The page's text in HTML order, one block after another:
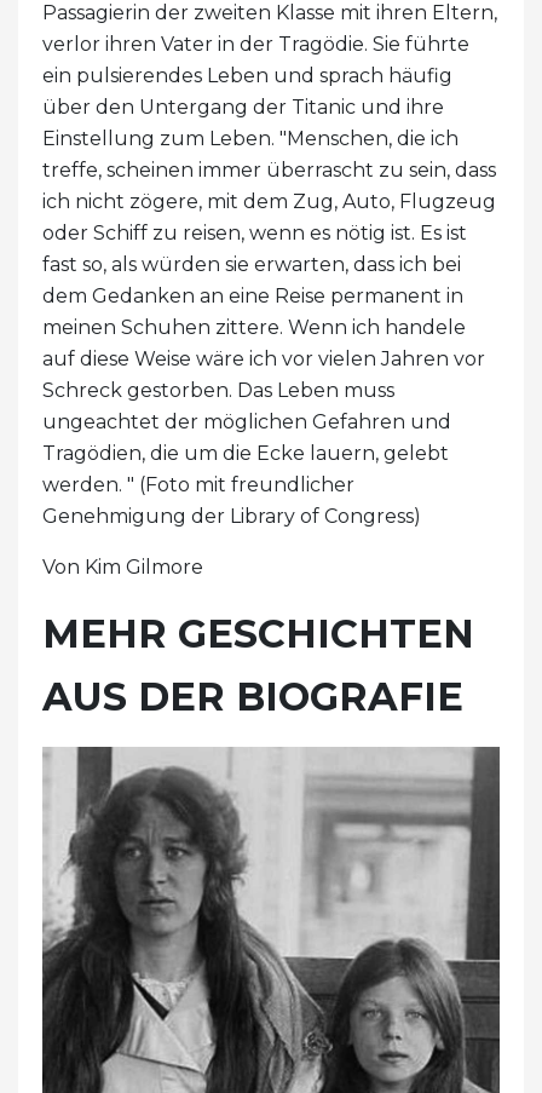
Passagierin der zweiten Klasse mit ihren Eltern,
verlor ihren Vater in der Tragödie. Sie führte
ein pulsierendes Leben und sprach häufig
über den Untergang der Titanic und ihre
Einstellung zum Leben. "Menschen, die ich
treffe, scheinen immer überrascht zu sein, dass
ich nicht zögere, mit dem Zug, Auto, Flugzeug
oder Schiff zu reisen, wenn es nötig ist. Es ist
fast so, als würden sie erwarten, dass ich bei
dem Gedanken an eine Reise permanent in
meinen Schuhen zittere. Wenn ich handele
auf diese Weise wäre ich vor vielen Jahren vor
Schreck gestorben. Das Leben muss
ungeachtet der möglichen Gefahren und
Tragödien, die um die Ecke lauern, gelebt
werden. " (Foto mit freundlicher
Genehmigung der Library of Congress)
Von Kim Gilmore
MEHR GESCHICHTEN
AUS DER BIOGRAFIE